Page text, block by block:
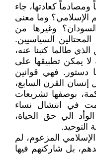
كعادتها، جاء
وما معنى
وغيرها من
السياسيين.
طالما كتبنا عنه،
لا يمكن تطبيقها على
دستور. فهي قوانين
القرن السابع،
بوصفها تشريعات
في انتشال نساء
الي حق الحياة،
التوحيد.
المزعوم، لم
بل شاركتهم فيها